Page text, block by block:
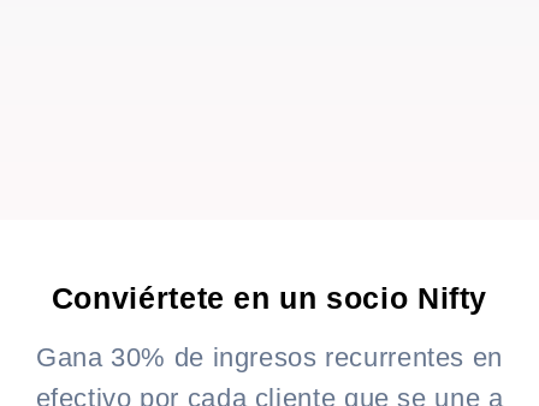
Conviértete en un socio Nifty
Gana 30% de ingresos recurrentes en
efectivo por cada cliente que se une a